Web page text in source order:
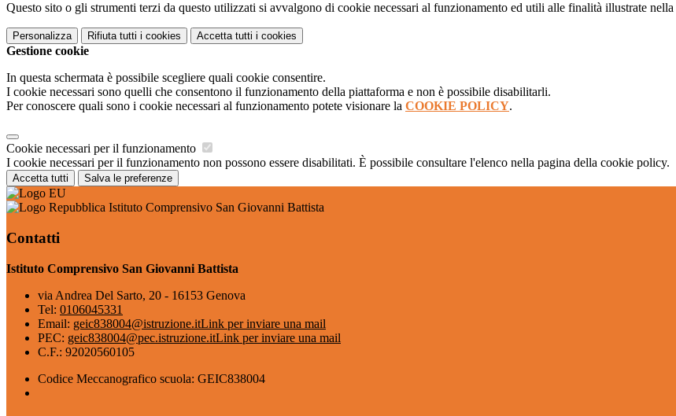
Questo sito o gli strumenti terzi da questo utilizzati si avvalgono di cookie necessari al funzionamento ed utili alle finalità illustrate nella
Personalizza Rifiuta tutti i cookies Accetta tutti i cookies
Gestione cookie
In questa schermata è possibile scegliere quali cookie consentire.
I cookie necessari sono quelli che consentono il funzionamento della piattaforma e non è possibile disabilitarli.
Per conoscere quali sono i cookie necessari al funzionamento potete visionare la COOKIE POLICY.
Cookie necessari per il funzionamento
I cookie necessari per il funzionamento non possono essere disabilitati. È possibile consultare l'elenco nella pagina della cookie policy.
Accetta tutti Salva le preferenze
Istituto Comprensivo San Giovanni Battista
Contatti
Istituto Comprensivo San Giovanni Battista
via Andrea Del Sarto, 20 - 16153 Genova
Tel: 0106045331
Email: geic838004@istruzione.itLink per inviare una mail
PEC: geic838004@pec.istruzione.itLink per inviare una mail
C.F.: 92020560105
Codice Meccanografico scuola: GEIC838004